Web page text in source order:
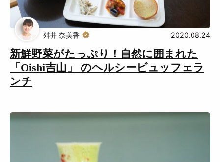
新鮮野菜がたっぷり！自然に囲まれた
「Oishi吉山」 のヘルシービュッフェラ
ンチ
舛井 奈美香 2020.08.24